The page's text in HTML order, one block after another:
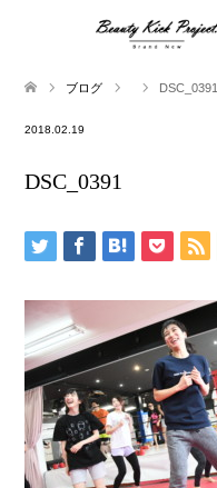
ブログ DSC_0391
2018.02.19
DSC_0391